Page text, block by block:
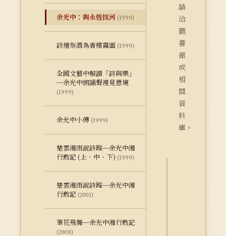
余光中：與永恆拔河 (1999)
詩壇祭酒為香檳露面 (1999)
全國文藝中解讀「詩與樂」
─余光中朗誦聲裡見意境
(1999)
余光中小傳 (1999)
楚雲湘雨說詩蹤─余光中湘
行散記 (上、中、下) (1999)
楚雲湘雨說詩蹤─余光中湘
行散記 (2001)
筆花飛舞─余光中湘行散記
(2008)
請
洽
圖
書
館
或
相
關
資
料
庫。